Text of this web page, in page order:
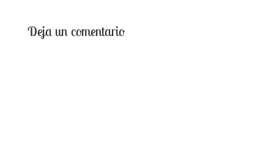
Deja un comentario